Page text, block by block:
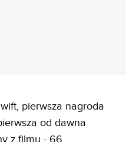
pierwsza nagroda
od dawna
z filmu - 66.